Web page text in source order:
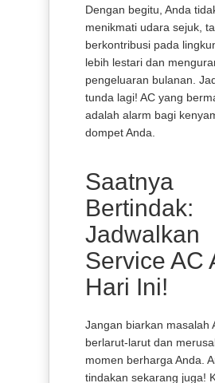
Dengan begitu, Anda
menikmati udara sejuk,
berkontribusi pada
lebih lestari dan
pengeluaran bulanan.
tunda lagi! AC yang
adalah alarm bagi
dompet Anda.
Saatnya
Bertindak:
Jadwalkan
Service AC
Hari Ini!
Jangan biarkan masalah
berlarut-larut dan
momen berharga Anda.
tindakan sekarang juga!